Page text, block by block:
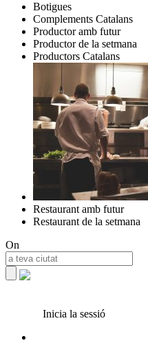
Botigues
Complements Catalans
Productor amb futur
Productor de la setmana
Productors Catalans
Restaurant amb futur
Restaurant de la setmana
On
Inicia la sessió